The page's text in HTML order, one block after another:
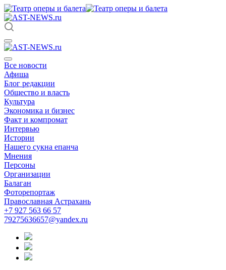
Все новости
Афиша
Блог редакции
Общество и власть
Культура
Экономика и бизнес
Факт и компромат
Интервью
Истории
Нашего сукна епанча
Мнения
Персоны
Организации
Балаган
Фоторепортаж
Православная Астрахань
+7 927 563 66 57
79275636657@yandex.ru